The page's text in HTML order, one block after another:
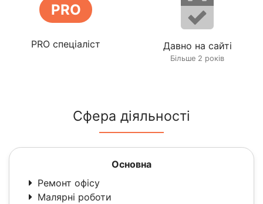
PRO
PRO спеціаліст Давно на сайті
Більше 2 років
Сфера діяльності
Основна
Ремонт офісу
Малярні роботи